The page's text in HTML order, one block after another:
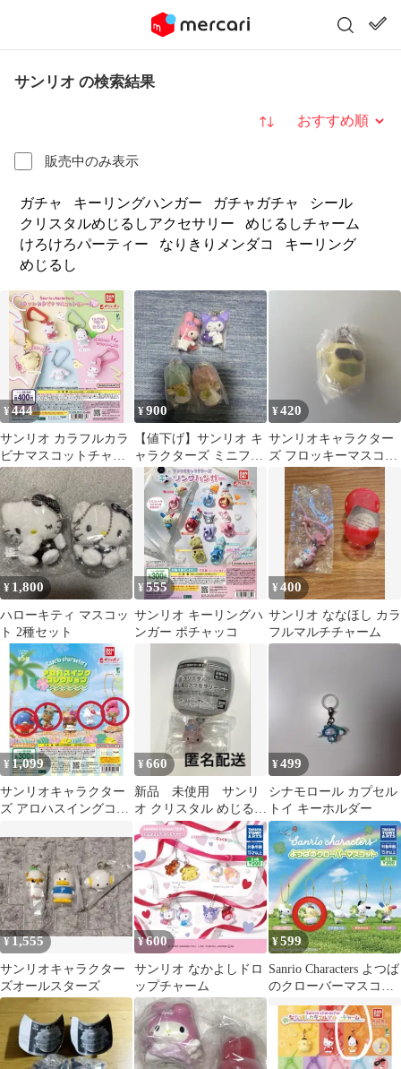
サンリオ の検索結果
販売中のみ表示
並び替え
ガチャ キーリングハンガー ガチャガチャ
シール
クリスタルめじるしアクセサリー
めじるしチャーム
けろけろパーティー
なりきりメンダコ
キーリング
めじるし
¥444
サンリオ カラフルカラ
ビナマスコットチャー
ム ポチャッコ
¥900
【値下げ】サンリオ キ
ャラクターズ ミニフィ
ギュア キーホルダー 4
種セット
¥420
サンリオキャラクター
ズ フロッキーマスコッ
トスイング ポムポムプ
リン
¥ 1,800
ハローキティ マスコッ
ト 2種セット
¥555
サンリオ キーリングハ
ンガー ポチャッコ
¥400
サンリオ ななほし カラ
フルマルチチャーム
¥1,099
サンリオキャラクター
ズ アロハスイングコレ
¥660
新品 未使用 サンリ
オ クリスタル めじるし
アクセサリー マイメ
ロディ ガチャ
¥499
シナモロール カプセル
トイ キーホルダー
¥1,555
サンリオキャラクター
ズオールスターズ
¥600
サンリオ なかよしドロ
ップチャーム
¥599
Sanrio Characters よつば
のクローバーマスコッ
ト ポムポムプリン